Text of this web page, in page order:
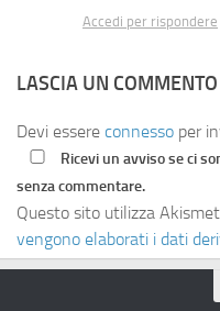
Accedi per rispondere
LASCIA UN COMMENTO
Devi essere connesso per
Ricevi un avviso se ci
senza commentare.
Questo sito utilizza
vengono elaborati i dati